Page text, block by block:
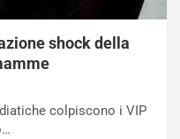
shock della
colpiscono i VIP